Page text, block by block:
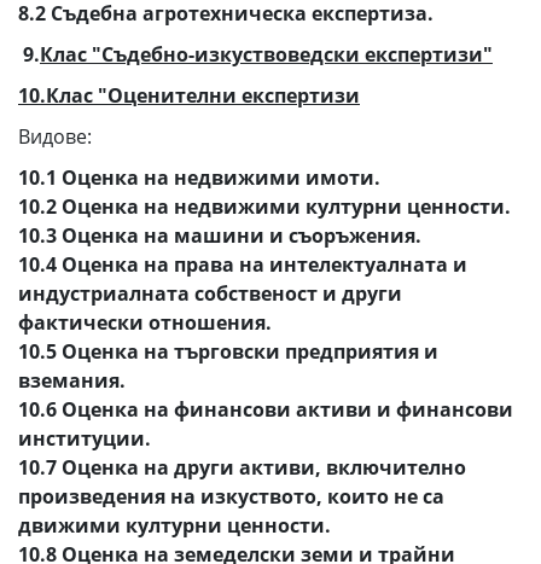
8.2 Съдебна агротехническа експертиза.
9.Клас "Съдебно-изкуствоведски експертизи"
10.Клас "Оценителни експертизи
Видове:
10.1 Оценка на недвижими имоти.
10.2 Оценка на недвижими културни ценности.
10.3 Оценка на машини и съоръжения.
10.4 Оценка на права на интелектуалната и
индустриалната собственост и други
фактически отношения.
10.5 Оценка на търговски предприятия и
вземания.
10.6 Оценка на финансови активи и финансови
институции.
10.7 Оценка на други активи, включително
произведения на изкуството, които не са
движими културни ценности.
10.8 Оценка на земеделски земи и трайни